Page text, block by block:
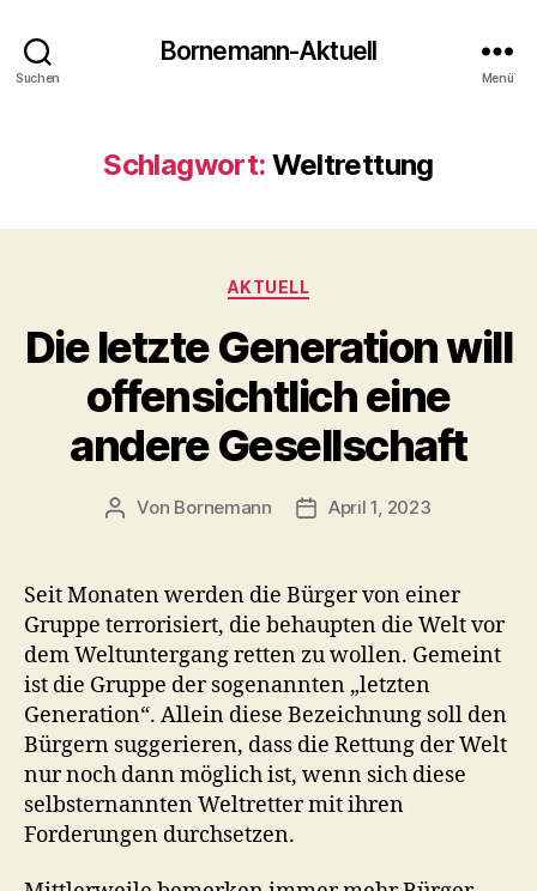
Suchen
Bornemann-Aktuell
Menü
Schlagwort: Weltrettung
Kategorien
AKTUELL
Die letzte Generation will
offensichtlich eine
andere Gesellschaft
Beitragsautor
Von Bornemann Veröffentlichungsdatum
April 1, 2023
Seit Monaten werden die Bürger von einer
Gruppe terrorisiert, die behaupten die Welt vor
dem Weltuntergang retten zu wollen. Gemeint
ist die Gruppe der sogenannten „letzten
Generation“. Allein diese Bezeichnung soll den
Bürgern suggerieren, dass die Rettung der Welt
nur noch dann möglich ist, wenn sich diese
selbsternannten Weltretter mit ihren
Forderungen durchsetzen.